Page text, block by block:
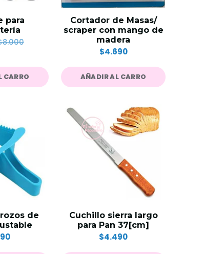
para
CARRO
Cortador de Masas/
scraper con mango de
madera
$4.690
AÑADIR AL CARRO
de
Cuchillo sierra largo
para Pan 37[cm]
$4.490